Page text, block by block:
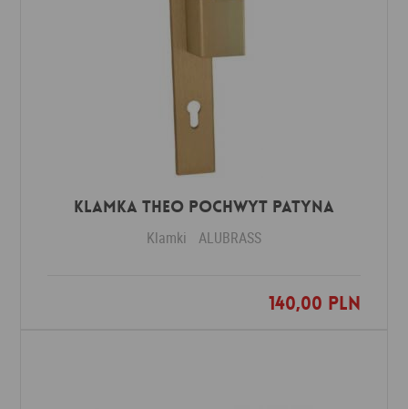
Klamka THEO POCHWYT patyna
Klamki ALUBRASS
140,00 PLN
Dodaj do ulubionych